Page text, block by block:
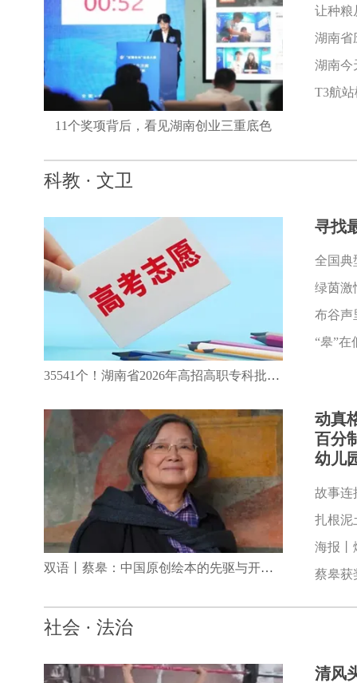
11个奖项背后，看见湖南创业三重底色
让种粮
湖南省
湖南今
科教 · 文卫
35541个！湖南省2026年高招高职专科批第一次征集志愿今日填报
寻找
全国典
绿茵激
布谷声
“皋”在
双语丨蔡皋：中国原创绘本的先驱与开拓者
动真
百分
幼儿
扎根泥
海报丨
蔡皋获
社会 · 法治
清风